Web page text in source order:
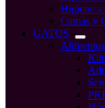
Higiene y
Camas y
GATOS
Alimentos